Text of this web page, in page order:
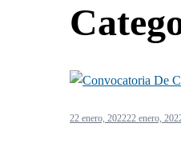
22 enero, 202222 enero,